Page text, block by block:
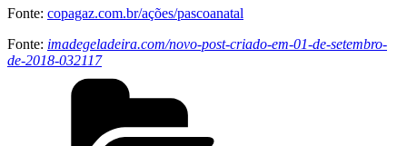
Fonte: copagaz.com.br/ações/pascoanatal
Fonte: imadegeladeira.com/novo-post-criado-em-01-de-setembro-
de-2018-032117